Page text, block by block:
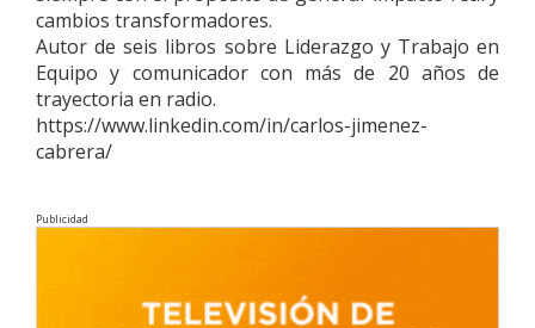
cambios transformadores.
Autor de seis libros sobre Liderazgo y Trabajo en
Equipo y comunicador con más de 20 años de
trayectoria en radio.
https://www.linkedin.com/in/carlos-jimenez-
cabrera/
Publicidad